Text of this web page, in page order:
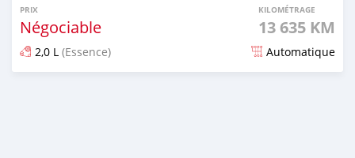
PRIX
Négociable
KILOMÉTRAGE
13 635 KM
2,0 L (Essence) Automatique